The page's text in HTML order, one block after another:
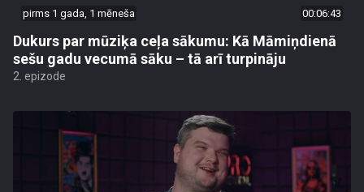
pirms 1 gada, 1 mēneša 00:06:43
Dukurs par mūziķa ceļa sākumu: Kā Māmiņdienā
sešu gadu vecumā sāku – tā arī turpināju
2. epizode